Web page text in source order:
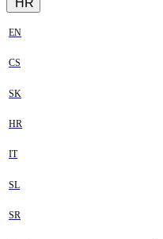
EN
CS
SK
HR
IT
SL
SR